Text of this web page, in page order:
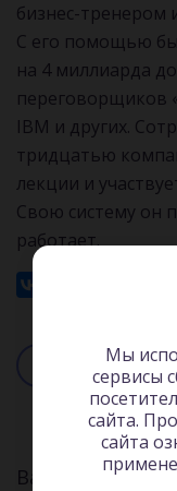
бизнес-тренером
С его помощью
на 4 миллиарда
переговорщиков
IBM и других.
тридцатью
лекции и
Свою систему он
работает.
Читать
Вас может
Мы
сервисы
сайта.
сайта